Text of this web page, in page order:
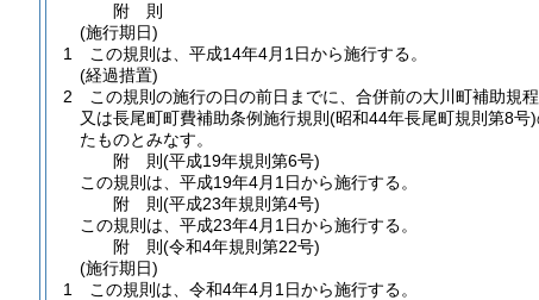
附 則
(施行期日)
1
この規則は、平成14年4月1日から施行する。
(経過措置)
2
この規則の施行の日の前日までに、合併前の大川町補助規程
又は長尾町町費補助条例施行規則 (昭和44年長尾町規則第8号)
たものとみなす。
附 則(平成19年規則第6号)
この規則は、平成19年4月1日から施行する。
附 則(平成23年規則第4号)
この規則は、平成23年4月1日から施行する。
附 則(令和4年規則第22号)
(施行期日)
1
この規則は、令和4年4月1日から施行する。